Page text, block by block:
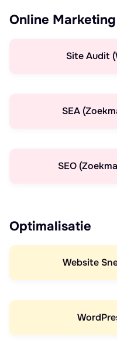
Online Marketing
Site Audit
SEA
SEO
Optimalisatie
Website